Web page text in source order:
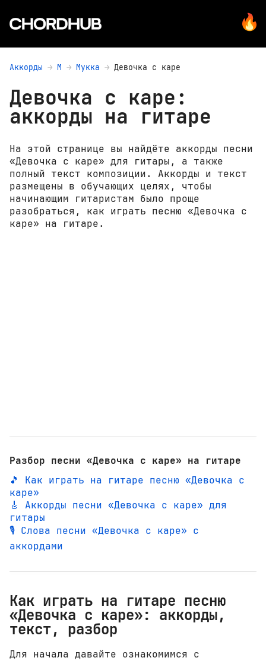
Аккорды М Мукка Девочка с каре
Девочка с каре:
аккорды на гитаре
На этой странице вы найдёте аккорды песни
«Девочка с каре» для гитары, а также
полный текст композиции. Аккорды и текст
размещены в обучающих целях, чтобы
начинающим гитаристам было проще
разобраться, как играть песню «Девочка с
каре» на гитаре.
Разбор песни «Девочка с каре» на гитаре
🎵 Как играть на гитаре песню «Девочка с
каре»
🎸 Аккорды песни «Девочка с каре» для
гитары
🎙️ Слова песни «Девочка с каре» с
аккордами
Как играть на гитаре песню
«Девочка с каре»: аккорды,
текст, разбор
Для начала давайте ознакомимся с